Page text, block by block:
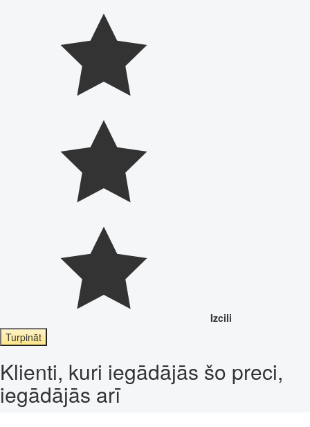
Izcili
Turpināt
Klienti, kuri iegādājās šo preci,
iegādājās arī